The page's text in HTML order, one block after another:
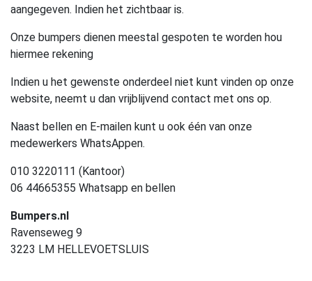
aangegeven. Indien het zichtbaar is.
Onze bumpers dienen meestal gespoten te worden hou
hiermee rekening
Indien u het gewenste onderdeel niet kunt vinden op onze
website, neemt u dan vrijblijvend contact met ons op.
Naast bellen en E-mailen kunt u ook één van onze
medewerkers WhatsAppen.
010 3220111 (Kantoor)
06 44665355 Whatsapp en bellen
Bumpers.nl
Ravenseweg 9
3223 LM HELLEVOETSLUIS